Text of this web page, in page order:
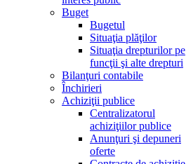
Buget
Bugetul
Situaţia plăţilor
Situaţia drepturilor pe
funcţii şi alte drepturi
Bilanţuri contabile
Închirieri
Achiziţii publice
Centralizatorul
achiziţiilor publice
Anunţuri şi depuneri
oferte